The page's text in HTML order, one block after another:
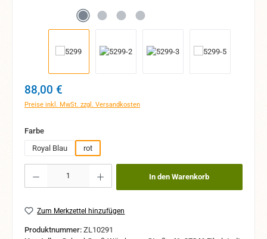
Regulärer Preis:
88,00 €
Preise inkl. MwSt. zzgl. Versandkosten
Farbeauswählen
Royal Blau
rot
In den Warenkorb
Zum Merkzettel hinzufügen
Produktnummer: ZL10291